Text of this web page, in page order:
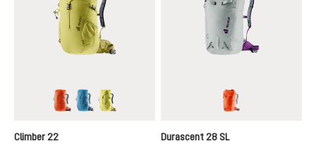
papaya-redwood
wave-inksprout-linden
Climber 22
papaya-redwood
Durascent 28 SL